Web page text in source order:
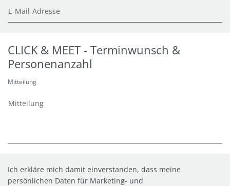
CLICK & MEET - Terminwunsch &
Personenanzahl
Mitteilung
Ich erkläre mich damit einverstanden, dass meine
persönlichen Daten für Marketing- und